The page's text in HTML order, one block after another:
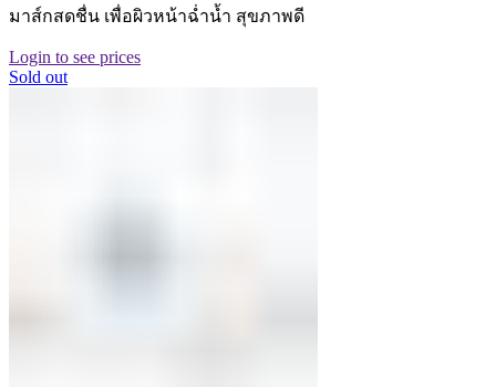
มาส์กสดชื่น เพื่อผิวหน้าฉ่ำน้ำ สุขภาพดี
Login to see prices
Sold out